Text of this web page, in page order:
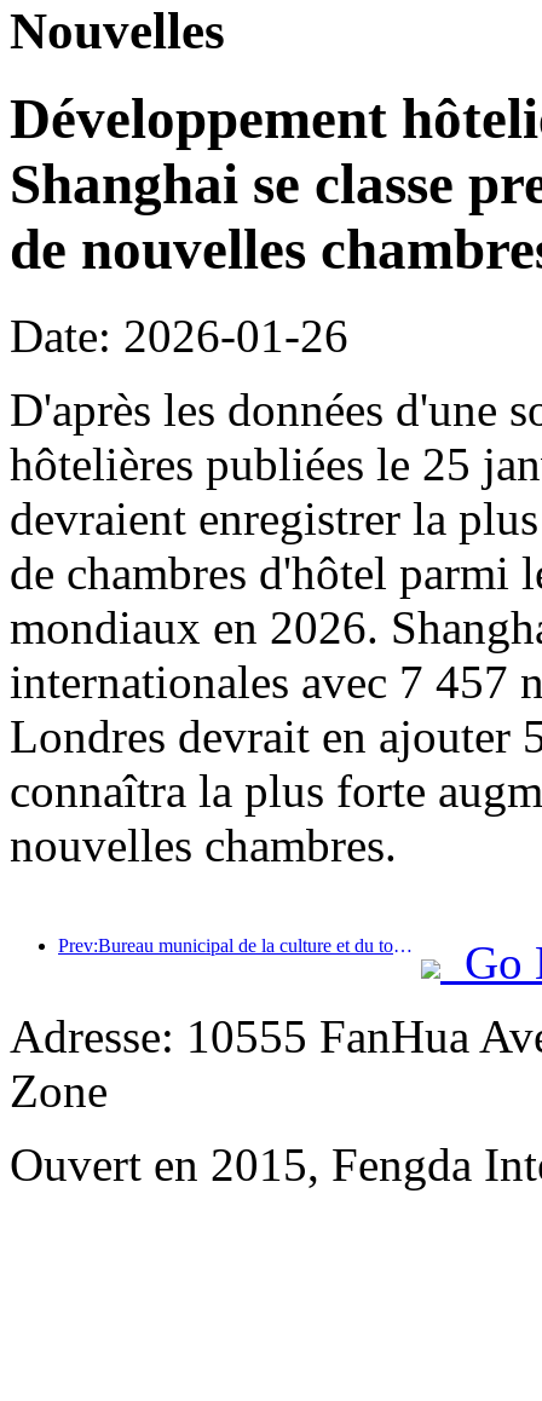
Nouvelles
Développement
Shanghai se classe
de nouvelles
Date: 2026-01-26
D'après les données d'une
hôtelières publiées le 25
devraient enregistrer la
de chambres d'hôtel parmi
mondiaux en 2026.
internationales avec 7 457
Londres devrait en ajouter
connaîtra la plus forte
nouvelles chambres.
Prev:Bureau municipal de la culture et du tourisme de Pékin : En 2025, Pékin a accueilli 5,48 millions de touristes étrangers, soit une augmentation de 39 % par rapport à l’année précédente.
Go
Adresse: 10555 FanHua
Zone
Ouvert en 2015, Fengda